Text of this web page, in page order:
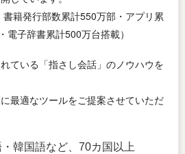
書籍発行部数累計550万部・アプリ累
子辞書累計500万台搭載）
ている「指さし会話」のノウハウを
最適なツールをご提案させていただ
韓国語など、70カ国以上